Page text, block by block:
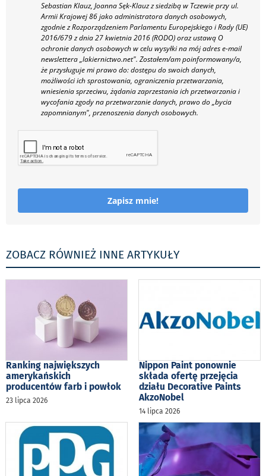
Sebastian Klauz, Joanna Sęk-Klauz z siedzibą w Tczewie przy ul.
Armii Krajowej 86 jako administratora danych osobowych,
zgodnie z Rozporządzeniem Parlamentu Europejskiego i Rady (UE)
2016/679 z dnia 27 kwietnia 2016 (RODO) oraz ustawą O
ochronie danych osobowych w celu wysyłki na mój adres e-mail
newslettera „lakiernictwo.net". Zostałem/am poinformowany/a,
że przysługuje mi prawo do: dostępu do swoich danych,
możliwości ich sprostowania, ograniczenia przetwarzania,
wniesienia sprzeciwu, żądania zaprzestania ich przetwarzania i
wycofania zgody na przetwarzanie danych, prawo do „bycia
zapomnianym", przenoszenia danych osobowych.
Zapisz mnie!
ZOBACZ RÓWNIEŻ INNE ARTYKUŁY
Ranking największych
amerykańskich
producentów farb i powłok
23 lipca 2026
Nippon Paint ponownie
składa ofertę przejęcia
działu Decorative Paints
AkzoNobel
14 lipca 2026